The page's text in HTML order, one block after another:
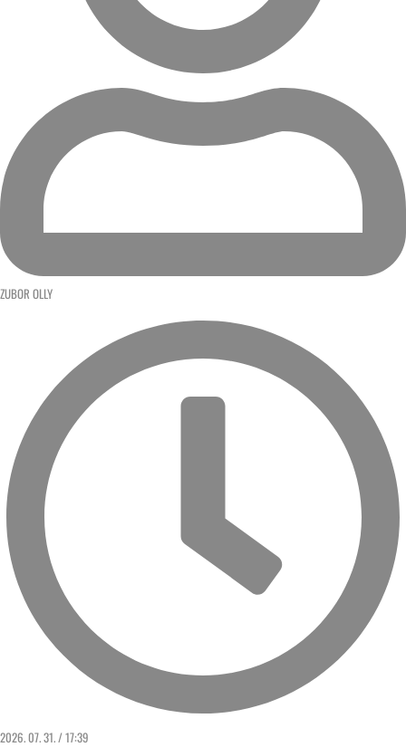
ZUBOR OLLY
2026. 07. 31. / 17:39